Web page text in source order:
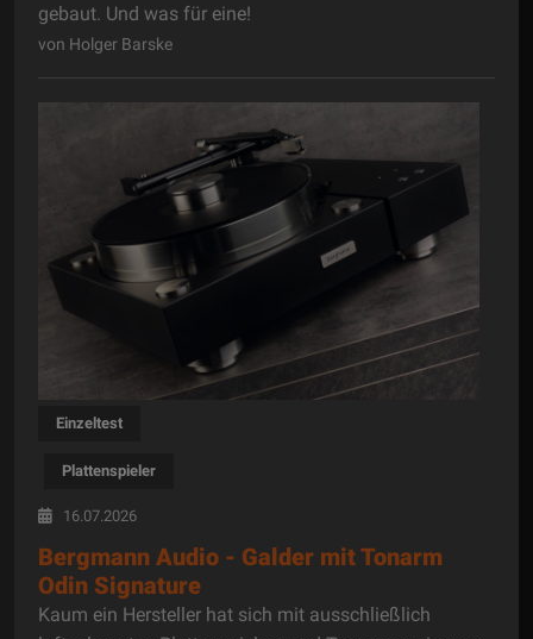
gebaut. Und was für eine!
von Holger Barske
Einzeltest
Plattenspieler
16.07.2026
Bergmann Audio - Galder mit Tonarm
Odin Signature
Kaum ein Hersteller hat sich mit ausschließlich